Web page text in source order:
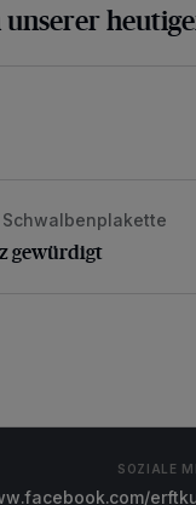
gewürdigt
SOZIALE